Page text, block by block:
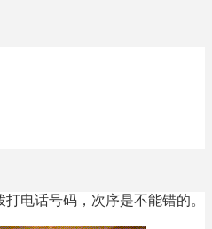
电话号码，次序是不能错的。